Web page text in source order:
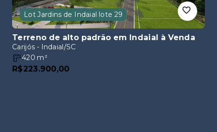
Lot Jardins de Indaial lote 29
Terreno de alto padrão em Indaial à Venda
Carijós - Indaial/SC
420 m²
R$223.900,00